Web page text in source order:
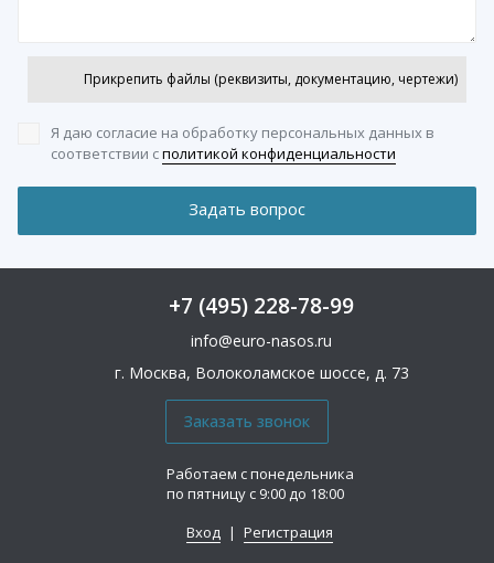
Прикрепить файлы (реквизиты, документацию, чертежи)
Я даю согласие на обработку персональных данных в
соответствии сполитикой конфиденциальности
+7 (495) 228-78-99
info@euro-nasos.ru
г. Москва, Волоколамское шоссе, д. 73
Работаем с понедельника
по пятницу с 9:00 до 18:00
Вход | Регистрация